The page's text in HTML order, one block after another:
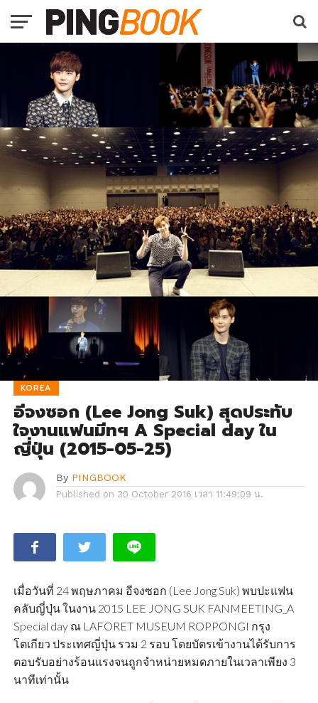
KOREA
อีจงซอก (Lee Jong Suk) สุดประทับ
ใจงานแฟนมีทฯ A Special day ใน
ญี่ปุ่น (2015-05-25)
By PINGBOOK
Published on 30 October 2016 เวลา 11:49:09 น.
เมื่อวันที่ 24 พฤษภาคม อีจงซอก (Lee Jong Suk) พบปะแฟน
คลับญี่ปุ่น ในงาน 2015 LEE JONG SUK FANMEETING_A
Special day ณ LAFORET MUSEUM ROPPONGI กรุง
โตเกียว ประเทศญี่ปุ่น รวม 2 รอบ โดยบัตรเข้างานได้รับการ
ตอบรับอย่างร้อนแรงจนถูกจำหน่ายหมดภายในเวลาเพียง 3
นาทีเท่านั้น